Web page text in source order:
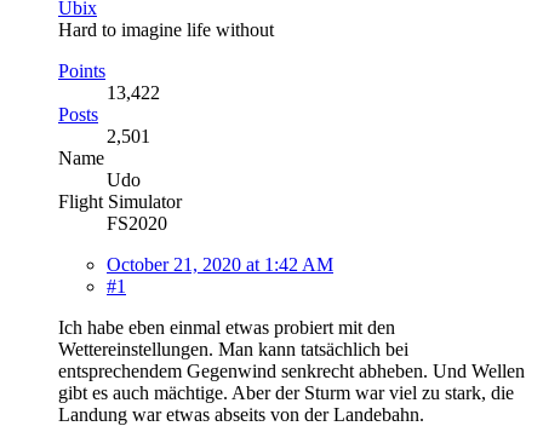
Ubix
Hard to imagine life without
Points
13,422
Posts
2,501
Name
Udo
Flight Simulator
FS2020
October 21, 2020 at 1:42 AM
#1
Ich habe eben einmal etwas probiert mit den
Wettereinstellungen. Man kann tatsächlich bei
entsprechendem Gegenwind senkrecht abheben. Und Wellen
gibt es auch mächtige. Aber der Sturm war viel zu stark, die
Landung war etwas abseits von der Landebahn.